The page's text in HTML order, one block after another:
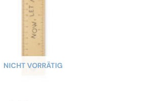
NICHT VORRÄTIG